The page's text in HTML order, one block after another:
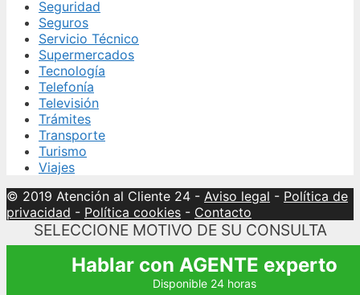
Seguridad
Seguros
Servicio Técnico
Supermercados
Tecnología
Telefonía
Televisión
Trámites
Transporte
Turismo
Viajes
© 2019 Atención al Cliente 24 - Aviso legal - Política de
privacidad - Política cookies - Contacto
SELECCIONE MOTIVO DE SU CONSULTA
Hablar con AGENTE experto
Disponible 24 horas